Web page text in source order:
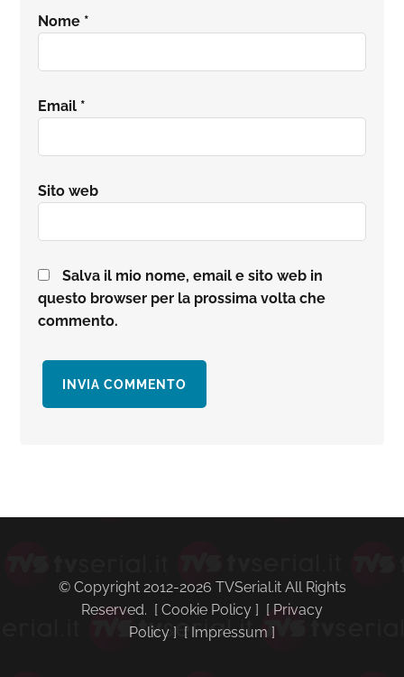
Nome *
Email *
Sito web
Salva il mio nome, email e sito web in
questo browser per la prossima volta che
commento.
primaria
© Copyright 2012-2026 TVSerial.it All Rights
Reserved. [ Cookie Policy ] [ Privacy
Policy ] [ Impressum ]